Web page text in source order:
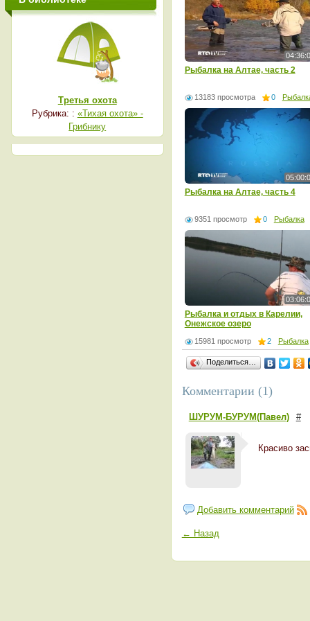
Рыбалка на Алтае, часть 2
13183 просмотра 0
Рыбалка на Алтае, часть 4
9351 просмотр 0 Рыбалка
Рыбалка и отдых в Карелии,
Онежское озеро
15981 просмотр 2 Рыбалка
Поделиться…
Комментарии (1)
ШУРУМ-БУРУМ(Павел) #
Красиво
Добавить комментарий
← Назад
Третья охота
Рубрика: : «Тихая охота» -
Грибнику